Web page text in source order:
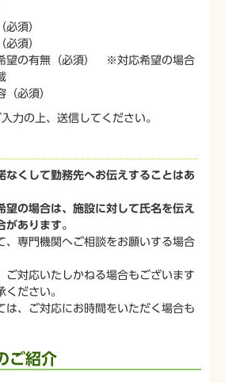
必須）
必須）
望の有無（必須） ※対応希望の場合
（必須）
力の上、送信してください。
なくして勤務先へお伝えすることはあ
望の場合は、施設に対して氏名を伝え
があります。
、専門機関へご相談をお願いする場合
ご対応いたしかねる場合もございます
ください。
は、ご対応にお時間をいただく場合も
ご紹介